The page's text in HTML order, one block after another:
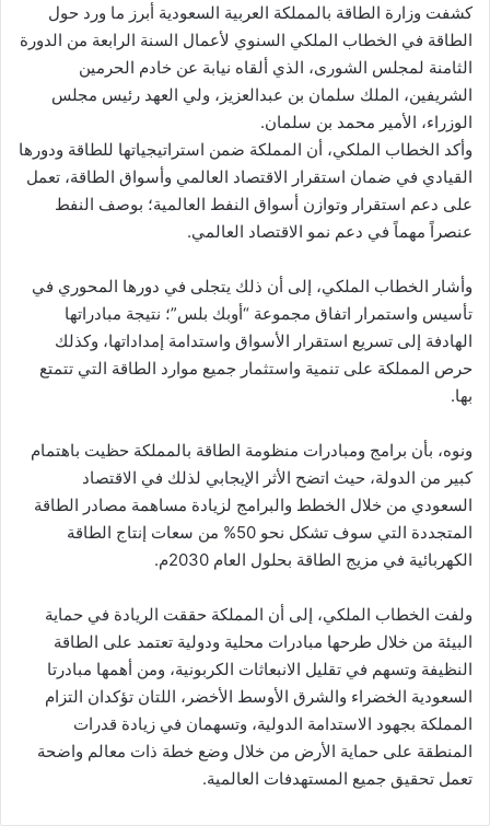
كشفت وزارة الطاقة بالمملكة العربية السعودية أبرز ما ورد حول
الطاقة في الخطاب الملكي السنوي لأعمال السنة الرابعة من الدورة
الثامنة لمجلس الشورى، الذي ألقاه نيابة عن خادم الحرمين
الشريفين، الملك سلمان بن عبدالعزيز، ولي العهد رئيس مجلس
الوزراء، الأمير محمد بن سلمان.
وأكد الخطاب الملكي، أن المملكة ضمن استراتيجياتها للطاقة ودورها
القيادي في ضمان استقرار الاقتصاد العالمي وأسواق الطاقة، تعمل
على دعم استقرار وتوازن أسواق النفط العالمية؛ بوصف النفط
عنصراً مهماً في دعم نمو الاقتصاد العالمي.
وأشار الخطاب الملكي، إلى أن ذلك يتجلى في دورها المحوري في
تأسيس واستمرار اتفاق مجموعة “أوبك بلس”؛ نتيجة مبادراتها
الهادفة إلى تسريع استقرار الأسواق واستدامة إمداداتها، وكذلك
حرص المملكة على تنمية واستثمار جميع موارد الطاقة التي تتمتع
بها.
ونوه، بأن برامج ومبادرات منظومة الطاقة بالمملكة حظيت باهتمام
كبير من الدولة، حيث اتضح الأثر الإيجابي لذلك في الاقتصاد
السعودي من خلال الخطط والبرامج لزيادة مساهمة مصادر الطاقة
المتجددة التي سوف تشكل نحو 50% من سعات إنتاج الطاقة
الكهربائية في مزيج الطاقة بحلول العام 2030م.
ولفت الخطاب الملكي، إلى أن المملكة حققت الريادة في حماية
البيئة من خلال طرحها مبادرات محلية ودولية تعتمد على الطاقة
النظيفة وتسهم في تقليل الانبعاثات الكربونية، ومن أهمها مبادرتا
السعودية الخضراء والشرق الأوسط الأخضر، اللتان تؤكدان التزام
المملكة بجهود الاستدامة الدولية، وتسهمان في زيادة قدرات
المنطقة على حماية الأرض من خلال وضع خطة ذات معالم واضحة
تعمل تحقيق جميع المستهدفات العالمية.